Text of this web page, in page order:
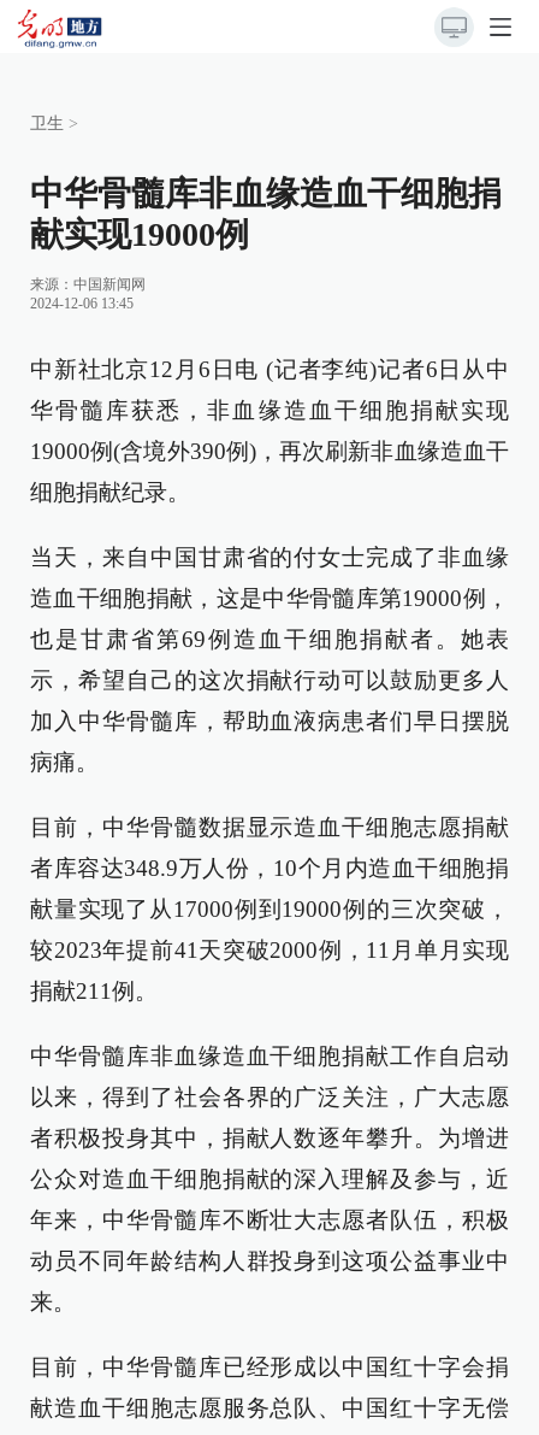
卫生 >
中华骨髓库非血缘造血干细胞捐
献实现19000例
来源： 中国新闻网
2024-12-06 13:45
中新社北京12月6日电 (记者李纯)记者6日从中
华骨髓库获悉，非血缘造血干细胞捐献实现
19000例(含境外390例)，再次刷新非血缘造血干
细胞捐献纪录。
当天，来自中国甘肃省的付女士完成了非血缘
造血干细胞捐献，这是中华骨髓库第19000例，
也是甘肃省第69例造血干细胞捐献者。她表
示，希望自己的这次捐献行动可以鼓励更多人
加入中华骨髓库，帮助血液病患者们早日摆脱
病痛。
目前，中华骨髓数据显示造血干细胞志愿捐献
者库容达348.9万人份，10个月内造血干细胞捐
献量实现了从17000例到19000例的三次突破，
较2023年提前41天突破2000例，11月单月实现
捐献211例。
中华骨髓库非血缘造血干细胞捐献工作自启动
以来，得到了社会各界的广泛关注，广大志愿
者积极投身其中，捐献人数逐年攀升。为增进
公众对造血干细胞捐献的深入理解及参与，近
年来，中华骨髓库不断壮大志愿者队伍，积极
动员不同年龄结构人群投身到这项公益事业中
来。
目前，中华骨髓库已经形成以中国红十字会捐
献造血干细胞志愿服务总队、中国红十字无偿